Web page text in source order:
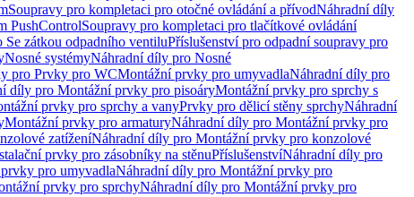
Soupravy pro kompletaci pro otočné ovládání a přívodNáhradní díly
PushControlSoupravy pro kompletaci pro tlačítkové ovládání
zátkou odpadního ventiluPříslušenství pro odpadní soupravy pro
Nosné systémyNáhradní díly pro Nosné
pro Prvky pro WCMontážní prvky pro umyvadlaNáhradní díly pro
díly pro Montážní prvky pro pisoáryMontážní prvky pro sprchy s
prvky pro sprchy a vanyPrvky pro dělicí stěny sprchyNáhradní
Montážní prvky pro armaturyNáhradní díly pro Montážní prvky pro
zatíženíNáhradní díly pro Montážní prvky pro konzolové
prvky pro zásobníky na stěnuPříslušenstvíNáhradní díly pro
pro umyvadlaNáhradní díly pro Montážní prvky pro
prvky pro sprchyNáhradní díly pro Montážní prvky pro